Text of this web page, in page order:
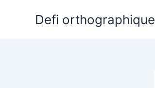
Defi orthographique